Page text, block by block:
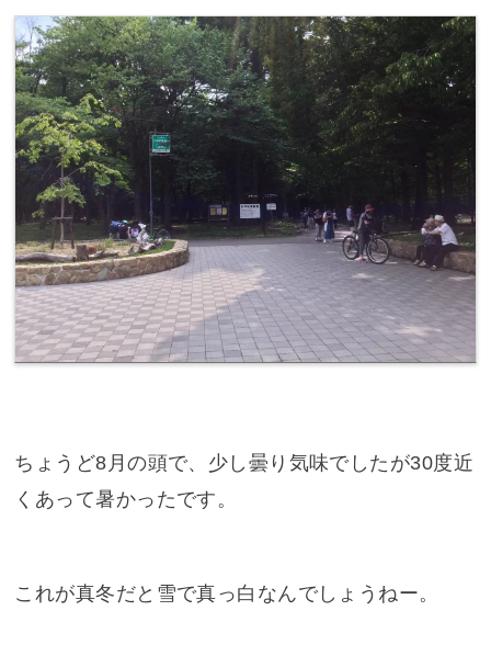
ちょうど8月の頭で、少し曇り気味でしたが30度近
くあって暑かったです。
これが真冬だと雪で真っ白なんでしょうねー。